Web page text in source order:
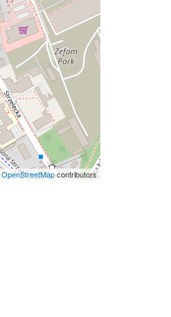
OpenStreetMapcontributors